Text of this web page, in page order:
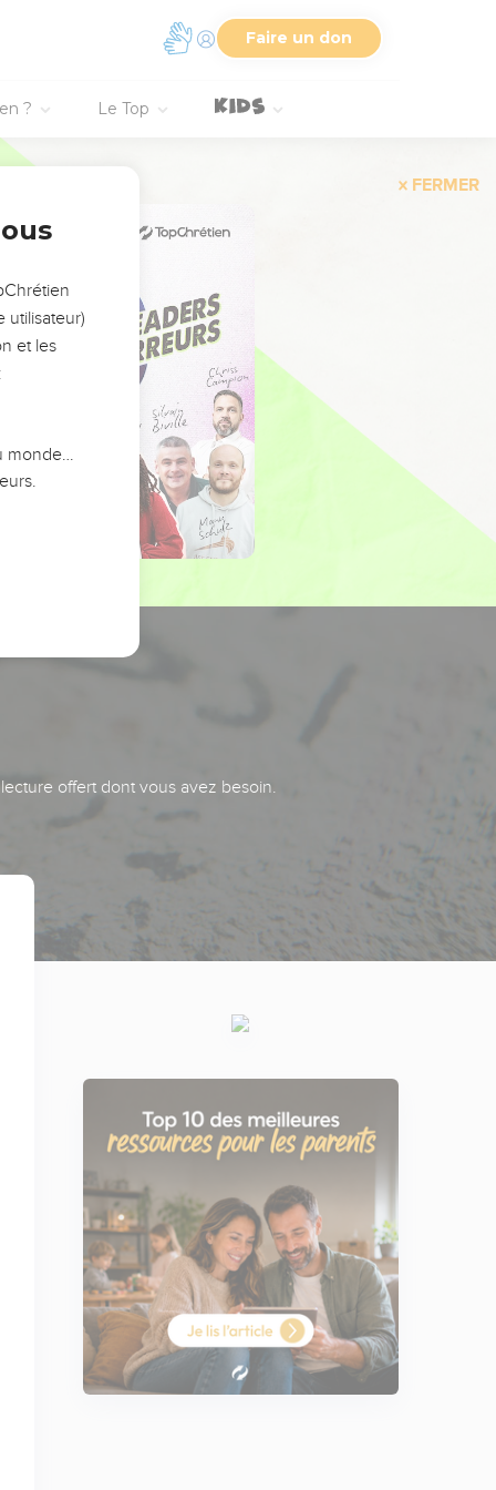
Faire un don
? Le Top
FERMER
offert dont vous avez besoin.
utilisateur)
et les
monde…